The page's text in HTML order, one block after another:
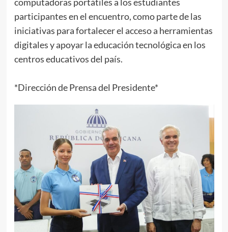
participantes en el encuentro, como parte de las
iniciativas para fortalecer el acceso a herramientas
digitales y apoyar la educación tecnológica en los
centros educativos del país.
*Dirección de Prensa del Presidente*